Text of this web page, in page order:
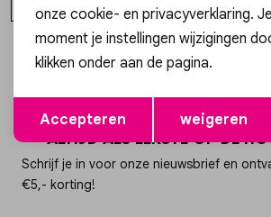
S M XL XS
Altijd als eerste op de
Schrijf je in voor onze nieuwsbrief en
€5,- korting!
onze cookie- en privacyverklaring.
moment je instellingen wijzigingen
klikken onder aan de pagina.
Accepteren weigeren